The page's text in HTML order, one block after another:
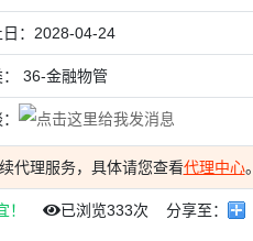
日：2028-04-24
36-金融物管
代理服务，具体请您查看代理中心。
已浏览333次 分享至：